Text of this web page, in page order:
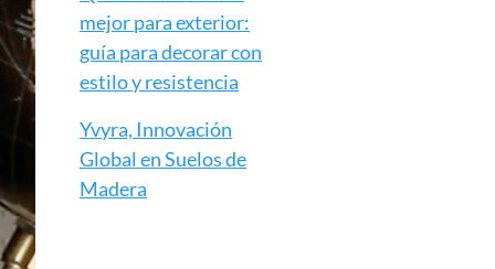
mejor para exterior:
guía para decorar con
estilo y resistencia
Yvyra, Innovación
Global en Suelos de
Madera